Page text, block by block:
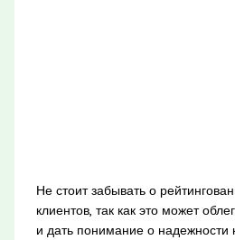
Не стоит забывать о
клиентов, так как это может
и дать понимание о надежности